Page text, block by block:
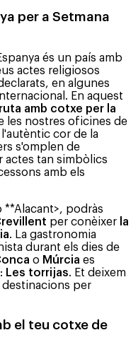
per a Setmana
és un país amb
actes religiosos
en algunes
En aquest
ruta amb cotxe per la
les nostres oficines de
cor de la
s'omplen de
actes tan simbòlics
amb els
**Alacant>, podràs
per conèixer la
. La gastronomia
durant els dies de
o Múrcia es
Les torrijas. Et deixem
destinacions per
el teu cotxe de